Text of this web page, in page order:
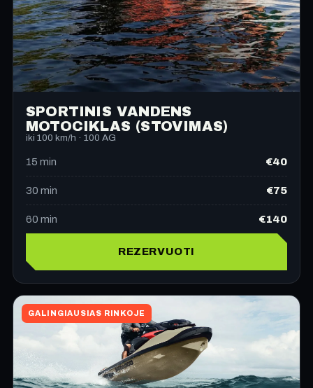
SPORTINIS VANDENS
MOTOCIKLAS (STOVIMAS)
iki 100 km/h · 100 AG
15 min €40
30 min €75
60 min €140
REZERVUOTI
GALINGIAUSIAS RINKOJE